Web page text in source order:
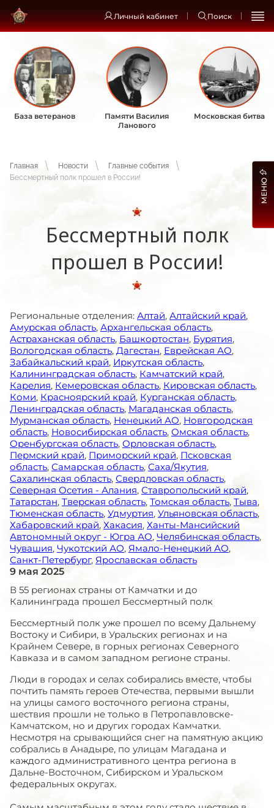
Личный кабинет Поиск
База ветеранов
Памяти Василия
Ланового
Московская битва
Главная Новости
Главные события
Бессмертный полк прошел в России!
Бессмертный полк
прошел в России!
Региональные отделения: Алтай, Алтайский край,
Амурская область, Архангельская область,
Астраханская область, Башкортостан, Бурятия,
Вологодская область, Дагестан, Еврейская АО,
Забайкальский край, Иркутская область,
Калининградская область, Камчатский край,
Карелия, Кемеровская область, Кировская область,
Коми, Красноярский край, Курганская область,
Ленинградская область, Магаданская область,
Мурманская область, Ненецкий АО, Новгородская
область, Новосибирская область, Омская область,
Оренбургская область, Орловская область,
Пермский край, Приморский край, Псковская
область, Самарская область, Саха/Якутия,
Сахалинская область, Свердловская область,
Северная Осетия - Алания, Ставропольский край,
Татарстан, Тверская область, Томская область, Тыва,
Тюменская область, Удмуртия, Ульяновская область,
Хабаровский край, Хакасия, Ханты-Мансийский
Автономный округ - Югра АО, Челябинская область,
Чувашия, Чукотский АО, Ямало-Ненецкий АО,
Санкт-Петербург, Ярославская область
9 мая 2025
В 55 регионах страны от Камчатки и до
Калининграда прошел Бессмертный полк
Бессмертный полк уже прошел по всему Дальнему
Востоку и Сибири, в Уральских регионах и на
Крайнем Севере, в горных регионах Северного
Кавказа и в самом западном регионе страны.
Люди в городах и селах собирались вместе, чтобы
почтить память героев Отечества, первыми вышли
на улицы самого восточного региона страны,
шествия прошли не только в Петропавловске-
Камчатском, но и других городах Камчатки.
Несмотря на срывающийся снег на памятную акцию
собрались в Анадыре, по улицам Магадана и
каждого административного центра региона в
Дальне-Восточном, Сибирском и Уральском
федеральных округах.
МЕНЮ